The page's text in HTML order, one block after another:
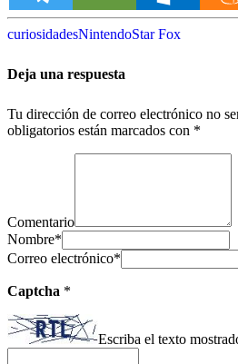
curiosidadesNintendoStar Fox
Deja una respuesta
Tu dirección de correo electrónico no
obligatorios están marcados con *
Comentario
Nombre*
Correo electrónico*
Captcha *
Escriba el texto